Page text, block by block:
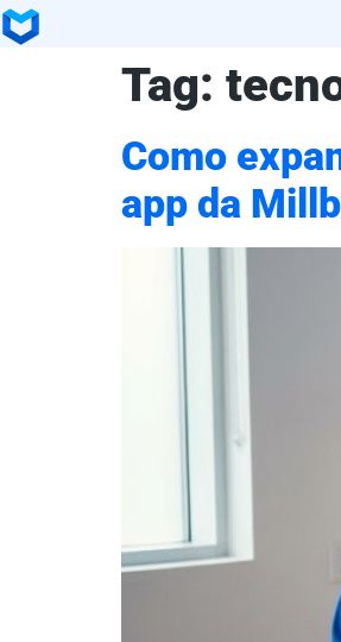
Tag:
Como
app da